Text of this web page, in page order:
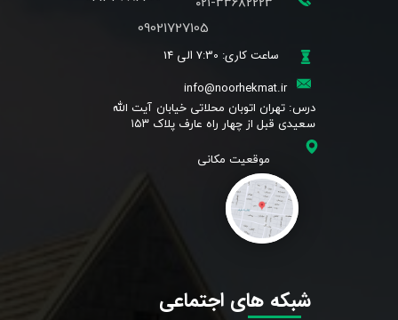
info@noorhekmat.ir
​درس: تهران اتوبان محلاتی خیابان آیت الله
سعیدی قبل از چهار راه عارف پلاک ۱۵۳
ساعت کاری: 7:30 الی 14
09021727105
شبکه های اجتماعی